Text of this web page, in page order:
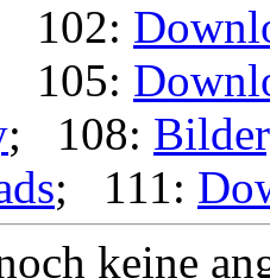
102:
105:
; 108:
; 111:
keine